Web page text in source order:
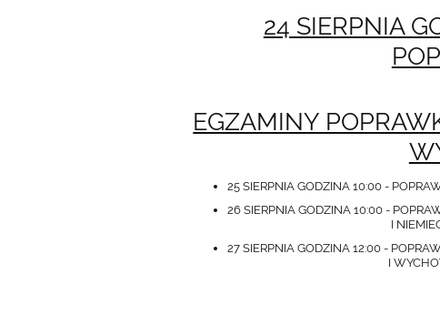
24 SIERPNIA
EGZAMINY
25 SIERPNIA GODZINA 10:00 -
26 SIERPNIA GODZINA 10:00 -
I NIEMIECKIEGO
27 SIERPNIA GODZINA 12:00 -
I WYCHOWANIA